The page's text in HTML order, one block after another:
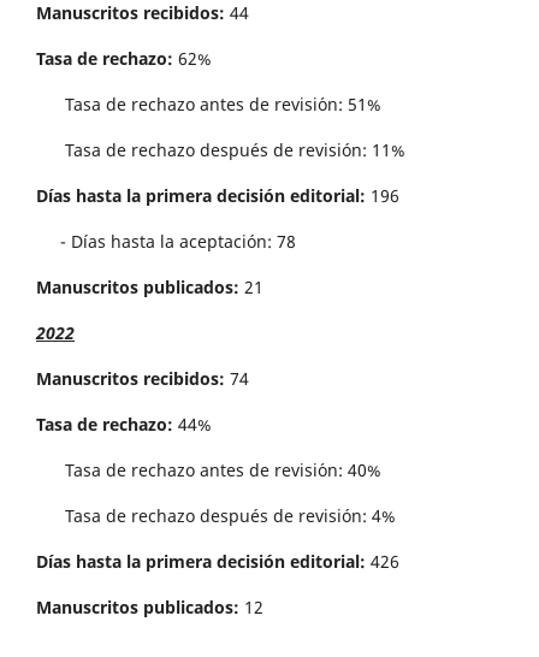
Manuscritos recibidos: 44
Tasa de rechazo: 62%
Tasa de rechazo antes de revisi´on: 51%
Tasa de rechazo después de revisión: 11%
Días hasta la primera decisión editorial: 196
- Días hasta la aceptación: 78
Manuscritos publicados: 21
2022
Manuscritos recibidos: 74
Tasa de rechazo: 44%
Tasa de rechazo antes de revisi´on: 40%
Tasa de rechazo después de revisión: 4%
Días hasta la primera decisión editorial: 426
Manuscritos publicados: 12